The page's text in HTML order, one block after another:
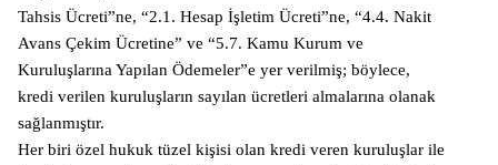
Tahsis Ücreti”ne, “2.1. Hesap İşletim Ücreti”ne, “4.4. Nakit
Avans Çekim Ücretine” ve “5.7. Kamu Kurum ve
Kuruluşlarına Yapılan Ödemeler”e yer verilmiş; böylece,
kredi verilen kuruluşların sayılan ücretleri almalarına olanak
sağlanmıştır.
Her biri özel hukuk tüzel kişisi olan kredi veren kuruluşlar ile